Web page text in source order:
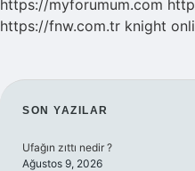
https://myforumum.com
https://fnw.com.tr knight
SIDEBAR
SON YAZILAR
Ufağın zıttı nedir ?
Ağustos 9, 2026